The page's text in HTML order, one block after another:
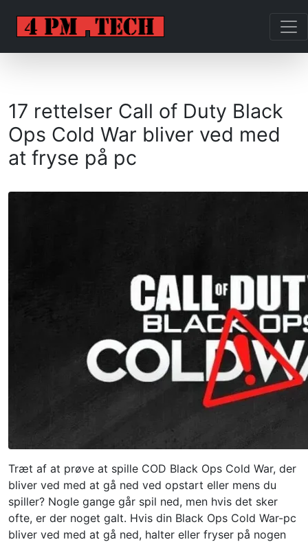
17 rettelser Call of Duty Black
Ops Cold War bliver ved med
at fryse på pc
Træt af at prøve at spille COD Black Ops Cold War, der
bliver ved med at gå ned ved opstart eller mens du
spiller? Nogle gange går spil ned, men hvis det sker
ofte, er der noget galt. Hvis din Black Ops Cold War-pc
bliver ved med at gå ned, halter eller fryser på nogen